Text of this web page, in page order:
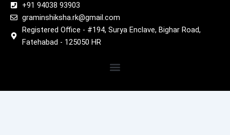
+91 94038 93903
graminshiksha.rk@gmail.com
Registered Office - #194, Surya Enclave, Bighar Road,
Fatehabad - 125050 HR